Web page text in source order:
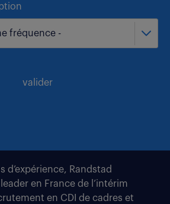
fréquence -
valider
d’expérience, Randstad
en France de l’intérim
en CDI de cadres et